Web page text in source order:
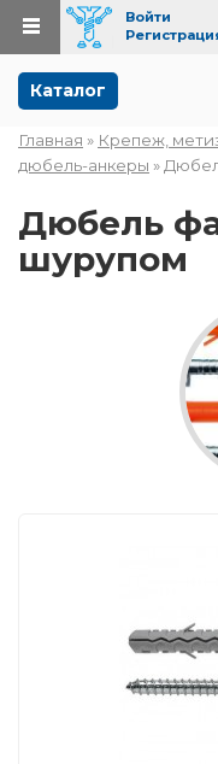
Перейти к основному
Войти
Каталог
Вы здесь
Главная » Крепеж,
дюбель-анкеры »
Дюбель
шурупом